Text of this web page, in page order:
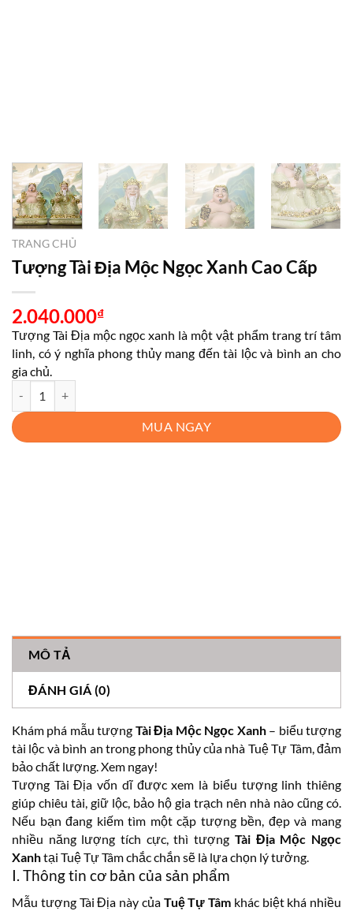
TRANG CHỦ
Tượng Tài Địa Mộc Ngọc Xanh Cao Cấp
2.040.000₫
Tượng Tài Địa mộc ngọc xanh là một vật phẩm trang trí tâm
linh, có ý nghĩa phong thủy mang đến tài lộc và bình an cho
gia chủ.
MUA NGAY
MÔ TẢ
ĐÁNH GIÁ (0)
Khám phá mẫu tượng Tài Địa Mộc Ngọc Xanh– biểu tượng
tài lộc và bình an trong phong thủy của nhà Tuệ Tự Tâm, đảm
bảo chất lượng. Xem ngay!
Tượng Tài Địa vốn dĩ được xem là biểu tượng linh thiêng
giúp chiêu tài, giữ lộc, bảo hộ gia trạch nên nhà nào cũng có.
Nếu bạn đang kiếm tìm một cặp tượng bền, đẹp và mang
nhiều năng lượng tích cực, thì tượng Tài Địa Mộc Ngọc
Xanhtại Tuệ Tự Tâm chắc chắn sẽ là lựa chọn lý tưởng.
I. Thông tin cơ bản của sản phẩm
Mẫu tượng Tài Địa này của Tuệ Tự Tâm khác biệt khá nhiều